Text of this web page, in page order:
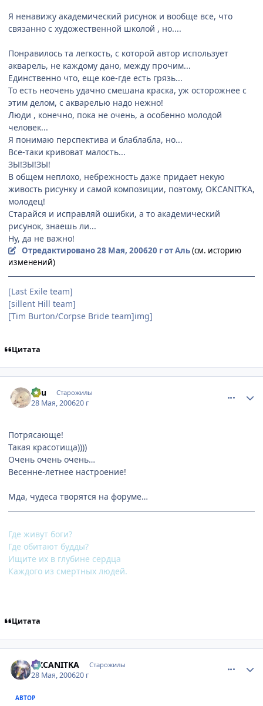
Я ненавижу академический рисунок и вообще все, что
связанно с художественной школой , но....
Понравилось та легкость, с которой автор использует
акварель, не каждому дано, между прочим...
Единственно что, еще кое-где есть грязь...
То есть неочень удачно смешана краска, уж осторожнее с
этим делом, с акварелью надо нежно!
Люди , конечно, пока не очень, а особенно молодой
человек...
Я понимаю перспектива и блаблабла, но...
Все-таки кривоват малость...
ЗЫ!ЗЫ!ЗЫ!
В общем неплохо, небрежность даже придает некую
живость рисунку и самой композиции, поэтому, OKCANITKA,
молодец!
Старайся и исправляй ошибки, а то академический
рисунок, знаешь ли...
Ну, да не важно!
Отредактировано28 Мая, 200620 гот Аль(см. историю
изменений)
[Last Exile team]
[sillent Hill team]
[Tim Burton/Сorpse Bride team]img]
Цитата
linu Старожилы
28 Мая, 200620 г
Потрясающе!
Такая красотища))))
Очень очень очень…
Весенне-летнее настроение!
Мда, чудеса творятся на форуме…
Где живут боги?
Где обитают будды?
Ищите их в глубине сердца
Каждого из смертных людей.
Цитата
OKCANITKA Старожилы
28 Мая, 200620 г
АВТОР